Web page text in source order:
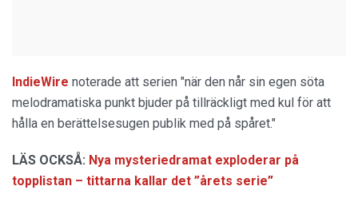
IndieWire noterade att serien "när den når sin egen söta
melodramatiska punkt bjuder på tillräckligt med kul för att
hålla en berättelsesugen publik med på spåret."
LÄS OCKSÅ: Nya mysteriedramat exploderar på
topplistan – tittarna kallar det ”årets serie”